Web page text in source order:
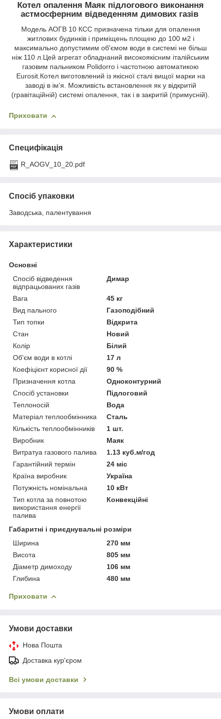
Котел опалення Маяк підлогового виконання
астмосферним відведенням димових газів
Модель АОГВ 10 КСС призначена тільки для опалення
житлових будинків і приміщень площею до 100 м2 і
максимально допустимим об'ємом води в системі не більш
ніж 110 л.Цей агрегат обладнаний високоякісним італійським
газовим пальником Polidorro і частотною автоматикою
Eurosit.Котел виготовлений із якісної сталі вищої марки на
заводі в ім'я. Можливість встановлення як у відкритій
(гравітаційній) системі опалення, так і в закритій (примусній).
Приховати
Специфікація
R_AOGV_10_20.pdf
Спосіб упаковки
Заводська, палентування
Характеристики
Основні
Спосіб відведення
відпрацьованих газів
Димар
Вага
45 кг
Вид пального
Газоподібний
Тип топки
Відкрита
Стан
Новий
Колір
Білий
Об'єм води в котлі
17 л
Коефіцієнт корисної дії
90 %
Призначення котла
Одноконтурний
Спосіб установки
Підлоговий
Теплоносій
Вода
Матеріал теплообмінника
Сталь
Кількість теплообмінників
1 шт.
Виробник
Маяк
Витратуа газового палива
1.13 куб.м/год
Гарантійний термін
24 міс
Країна виробник
Україна
Потужність номінальна
10 кВт
Тип котла за повнотою
використання енергії
палива
Конвекційні
Габаритні і приєднувальні розміри
Ширина
270 мм
Висота
805 мм
Діаметр димоходу
106 мм
Глибина
480 мм
Приховати
Умови доставки
Нова Пошта
Доставка кур'єром
Всі умови доставки
Умови оплати